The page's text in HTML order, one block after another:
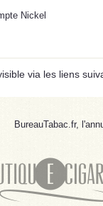
Nickel
via les liens
BureauTabac.fr,